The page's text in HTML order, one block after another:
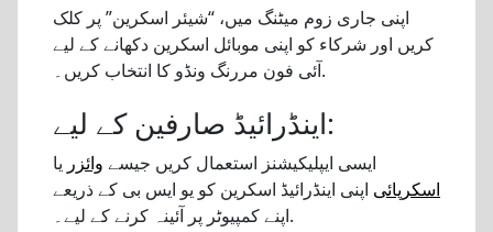
اپنی جاری زوم میٹنگ میں، “شیئر اسکرین” پر کلک
کریں اور شرکاء کو اپنی موبائل اسکرین دکھانے کے لیے
آئی فون مررنگ ونڈو کا انتخاب کریں۔.
اینڈرائیڈ صارفین کے لیے:
ایسی ایپلیکیشنز استعمال کریں جیسے وائزر یا
اسکرپائی اپنی اینڈرائیڈ اسکرین کو یو ایس بی کے ذریعے
اپنے کمپیوٹر پر آئینہ کرنے کے لیے۔.